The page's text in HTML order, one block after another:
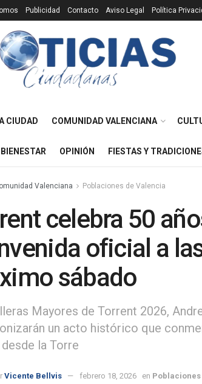
Publicidad Contacto Aviso Legal Política
CIUDAD COMUNIDAD VALENCIANA
OPINIÓN FIESTAS Y
Valenciana Poblaciones de Valencia
celebra 50
oficial a
sábado
Mayores de Torrent 2026,
un acto histórico que
la Torre
Vicente Bellvis febrero 18, 2026 en